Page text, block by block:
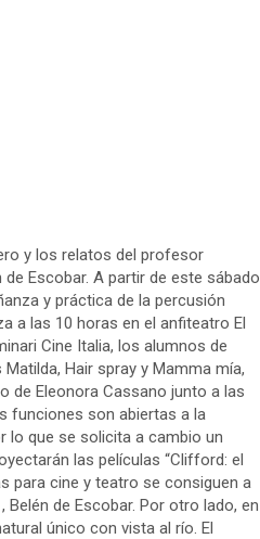
y los relatos del profesor
Escobar. A partir de este sábado
y práctica de la percusión
a las 10 horas en el anfiteatro El
Cine Italia, los alumnos de
Hair spray y Mamma mía,
de Eleonora Cassano junto a las
funciones son abiertas a la
lo que se solicita a cambio un
las películas “Clifford: el
para cine y teatro se consiguen a
de Escobar. Por otro lado, en
único con vista al río. El